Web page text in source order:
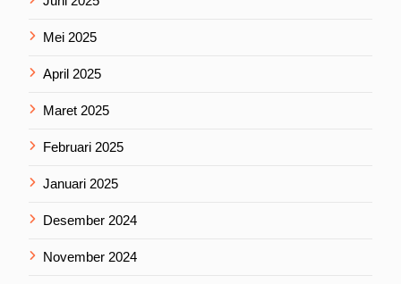
Mei 2025
April 2025
Maret 2025
Februari 2025
Januari 2025
Desember 2024
November 2024